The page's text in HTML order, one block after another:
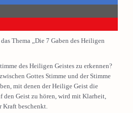
Thema „Die 7 Gaben des Heiligen
des Heiligen Geistes zu erkennen?
Gottes Stimme und der Stimme
mit denen der Heilige Geist die
den Geist zu hören, wird mit Klarheit,
Kraft beschenkt.